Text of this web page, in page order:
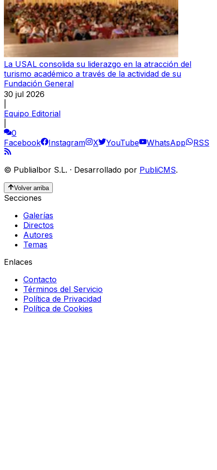
La USAL consolida su liderazgo en la atracción del
turismo académico a través de la actividad de su
Fundación General
30 jul 2026
Equipo Editorial
0
Facebook
Instagram X YouTube WhatsApp RSS
© Publialbor S.L. · Desarrollado por PubliCMS.
Volver arriba
Secciones
Galerías
Directos
Autores
Temas
Enlaces
Contacto
Términos del Servicio
Política de Privacidad
Política de Cookies